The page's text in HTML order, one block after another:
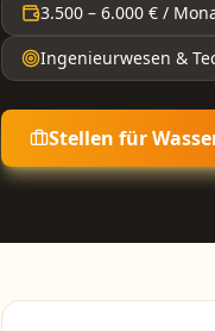
3.500 – 6.000 € /
Ingenieurwesen &
Stellen für